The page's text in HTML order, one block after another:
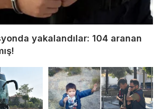
yakalandılar: 104 aranan